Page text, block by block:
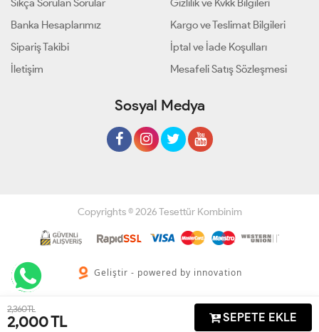
2,360 TL
2,000TL SEPETE EKLE
Banka Hesaplarımız
Sipariş Takibi
İletişim
Kargo ve Teslimat Bilgileri
İptal ve İade Koşulları
Mesafeli Satış Sözleşmesi
Sosyal Medya
Copyrights © 2026 Tesettür Kombinim
Geliştir - powered by innovation
Anasayfa Sipariş Takibi İletişim